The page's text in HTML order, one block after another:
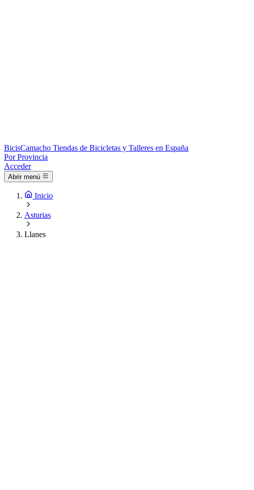
BicisCamacho Tiendas de Bicicletas y Talleres en España
Por Provincia
Acceder
Abrir menú
Inicio
Asturias
Llanes